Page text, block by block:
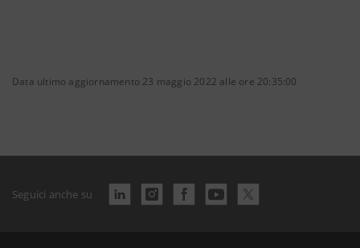
Data ultimo aggiornamento 23 maggio 2022 alle ore 20:35:00
Seguici anche su